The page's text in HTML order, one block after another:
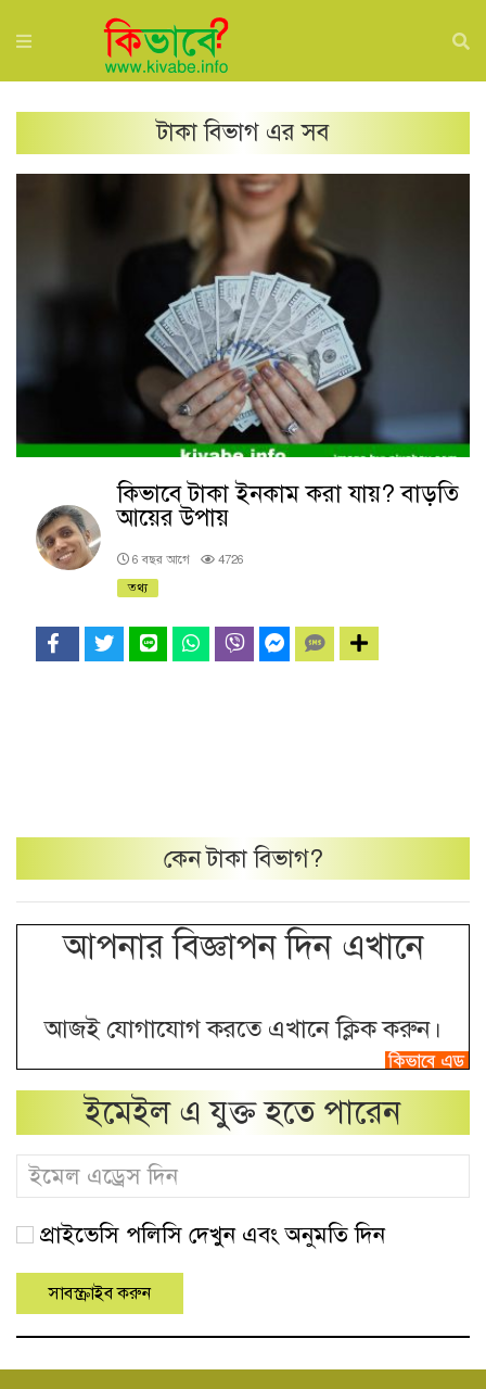
টাকাবিভাগ এর সব
কিভাবে টাকা ইনকাম করা যায়? বাড়তি
আয়ের উপায়
6 বছর আগে
4726
তথ্য
কেনটাকাবিভাগ?
আপনার বিজ্ঞাপন দিন এখানে
আজই যোগাযোগ করতে এখানে ক্লিক করুন।
ইমেইল এ যুক্ত হতে পারেন
প্রাইভেসি পলিসি দেখুন এবং অনুমতি দিন